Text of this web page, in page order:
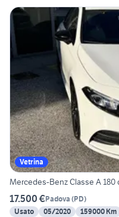
Vetrina
Mercedes-Benz Classe A 180
17.500 €Padova (PD)
Usato
05/2020 159000 Km